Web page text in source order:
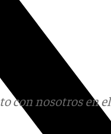
con nosotros en el